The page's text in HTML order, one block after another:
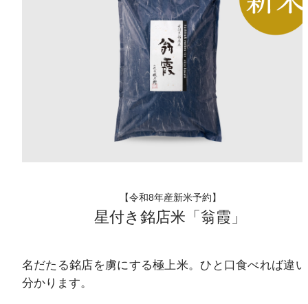
【令和8年産新米予約】
星付き銘店米「翁霞」
名だたる銘店を虜にする極上米。ひと口食べれば違
分かります。